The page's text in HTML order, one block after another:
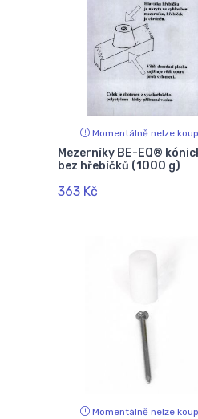
Momentálně nelze
Mezerníky BE-EQ®
bez hřebíčků (1000 g)
363 Kč
Momentálně nelze